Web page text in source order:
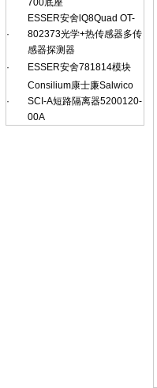
700底座
·
ESSER安舍lQ8Quad OT-
802373光学+热传感器多传
感器探测器
·
ESSER安舍781814模块
·
Consilium康士廉Salwico
SCI-A短路隔离器5200120-
00A